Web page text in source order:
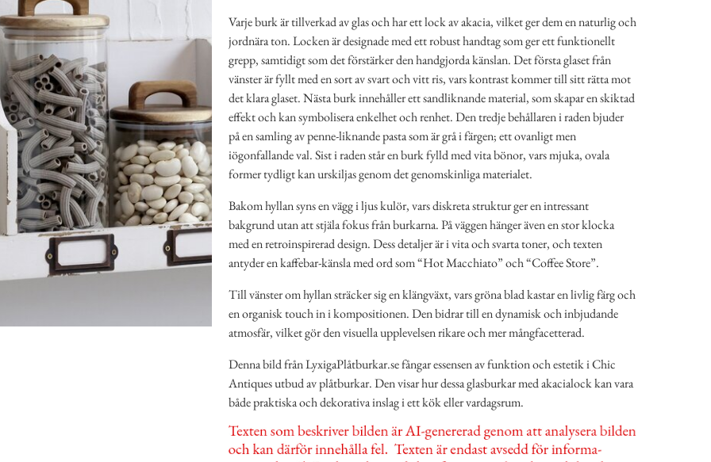
Varje burk är tillverkad av glas och har ett lock av akacia, vilket ger dem en naturlig och
jordnära ton. Locken är designade med ett robust handtag som ger ett funktionellt
grepp, samtidigt som det förstärker den handgjorda känslan. Det första glaset från
vänster är fyllt med en sort av svart och vitt ris, vars kontrast kommer till sitt rätta mot
det klara glaset. Nästa burk innehåller ett sandliknande material, som skapar en skiktad
effekt och kan symbolisera enkelhet och renhet. Den tredje behållaren i raden bjuder
på en samling av penne-liknande pasta som är grå i färgen; ett ovanligt men
iögonfallande val. Sist i raden står en burk fylld med vita bönor, vars mjuka, ovala
former tydligt kan urskiljas genom det genomskinliga materialet.
Bakom hyllan syns en vägg i ljus kulör, vars diskreta struktur ger en intressant
bakgrund utan att stjäla fokus från burkarna. På väggen hänger även en stor klocka
med en retroinspirerad design. Dess detaljer är i vita och svarta toner, och texten
antyder en kaffebar-känsla med ord som “Hot Macchiato” och “Coffee Store”.
Till vänster om hyllan sträcker sig en klängväxt, vars gröna blad kastar en livlig färg och
en organisk touch in i kompositionen. Den bidrar till en dynamisk och inbjudande
atmosfär, vilket gör den visuella upplevelsen rikare och mer mångfacetterad.
Denna bild från LyxigaPlåtburkar.se fångar essensen av funktion och estetik i Chic
Antiques utbud av plåtburkar. Den visar hur dessa glasburkar med akacialock kan vara
både praktiska och dekorativa inslag i ett kök eller vardagsrum.